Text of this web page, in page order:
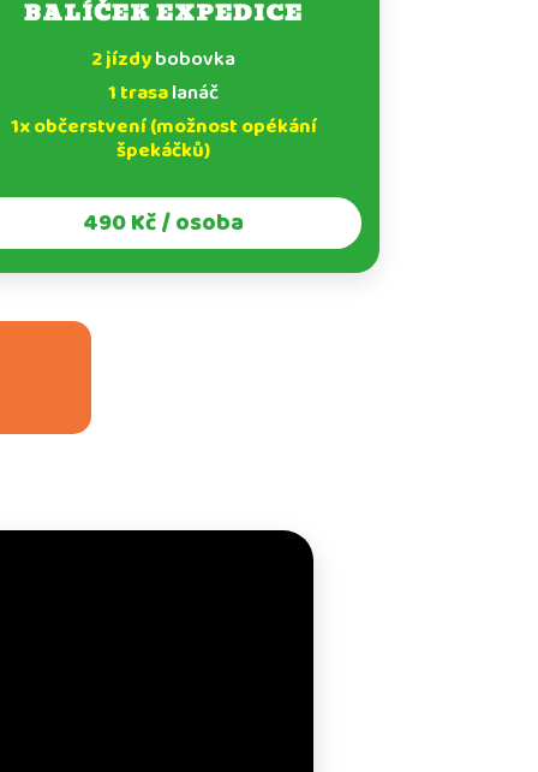
BALÍČEK EXPEDICE
2 jízdybobovka
1 trasalanáč
1x občerstvení (možnost opékání
špekáčků)
490 Kč / osoba